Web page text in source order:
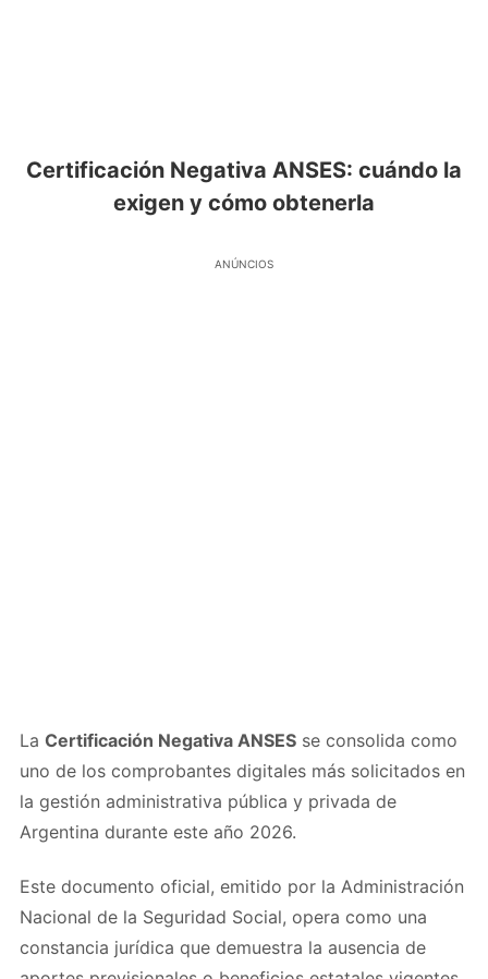
Certificación Negativa ANSES: cuándo la
exigen y cómo obtenerla
ANÚNCIOS
La Certificación Negativa ANSES se consolida como
uno de los comprobantes digitales más solicitados en
la gestión administrativa pública y privada de
Argentina durante este año 2026.
Este documento oficial, emitido por la Administración
Nacional de la Seguridad Social, opera como una
constancia jurídica que demuestra la ausencia de